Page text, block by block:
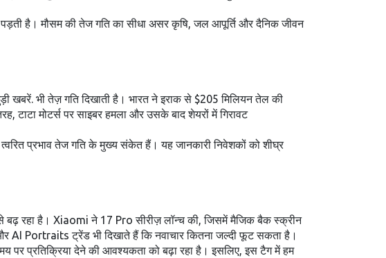
है। मौसम की तेज गति का सीधा असर कृषि, जल आपूर्ति और दैनिक जीवन
खबरें. भी तेज़ गति दिखाती है। भारत ने इराक से $205 मिलियन तेल की
टाटा मोटर्स पर साइबर हमला और उसके बाद शेयरों में गिरावट
प्रभाव तेज गति के मुख्य संकेत हैं। यह जानकारी निवेशकों को शीघ्र
बढ़ रहा है। Xiaomi ने 17 Pro सीरीज़ लॉन्च की, जिसमें मैजिक बैक स्क्रीन
AI Portraits ट्रेंड भी दिखाते हैं कि नवाचार कितना जल्दी फूट सकता है।
प्रतिक्रिया देने की आवश्यकता को बढ़ा रहा है। इसलिए, इस टैग में हम